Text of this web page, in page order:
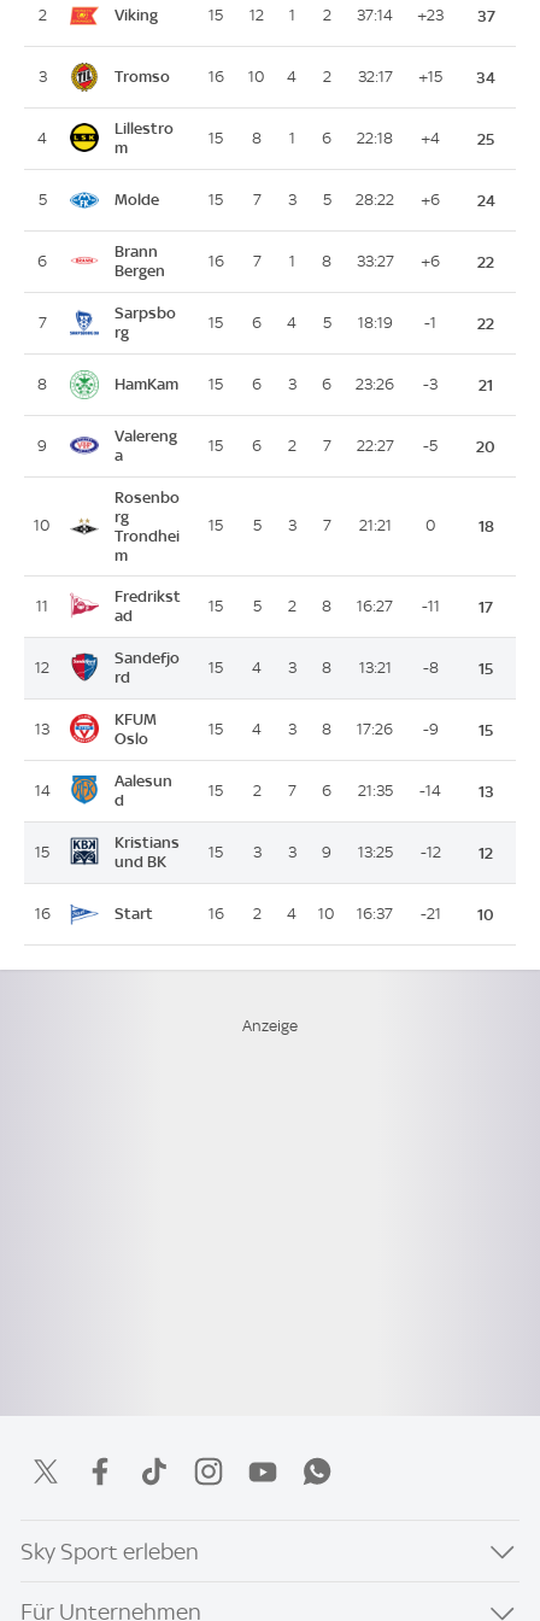
2 Viking 15 12 1 2 37:14 +23 37
3 Tromso 16 10 4 2 32:17 +15 34
4
Lillestro
m
15 8 1 6 22:18 +4 25
5 Molde 15 7 3 5 28:22 +6 24
6
Brann
Bergen
16 7 1 8 33:27 +6 22
7
Sarpsbo
rg
15 6 4 5 18:19 -1 22
8 HamKam 15 6 3 6 23:26 -3 21
9
Valereng
a
15 6 2 7 22:27 -5 20
10
Rosenbo
rg
Trondhei
m
15 5 3 7 21:21 0 18
11
Fredrikst
ad
15 5 2 8 16:27 -11 17
12
Sandefjo
rd
15 4 3 8 13:21 -8 15
13
KFUM
Oslo
15 4 3 8 17:26 -9 15
14
Aalesun
d
15 2 7 6 21:35 -14 13
15
Kristians
und BK
15 3 3 9 13:25 -12 12
16 Start 16 2 4 10 16:37 -21 10
Sky Sport erleben
Für Unternehmen